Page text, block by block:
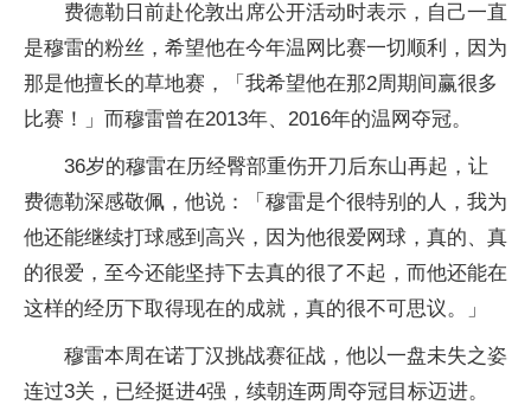
费德勒日前赴伦敦出席公开活动时表示，自己一直
是穆雷的粉丝，希望他在今年温网比赛一切顺利，因为
那是他擅长的草地赛，「我希望他在那2周期间赢很多
比赛！」而穆雷曾在2013年、2016年的温网夺冠。
36岁的穆雷在历经臀部重伤开刀后东山再起，让
费德勒深感敬佩，他说：「穆雷是个很特别的人，我为
他还能继续打球感到高兴，因为他很爱网球，真的、真
的很爱，至今还能坚持下去真的很了不起，而他还能在
这样的经历下取得现在的成就，真的很不可思议。」
穆雷本周在诺丁汉挑战赛征战，他以一盘未失之姿
连过3关，已经挺进4强，续朝连两周夺冠目标迈进。